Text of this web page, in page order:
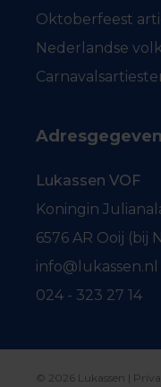
Oktoberfeest
Nederlandse
Lukassen VOF
Koningin
6576 AR Ooij (bij
info@lukassen.nl
024 - 323 27 14
© 2026 Lukassen |